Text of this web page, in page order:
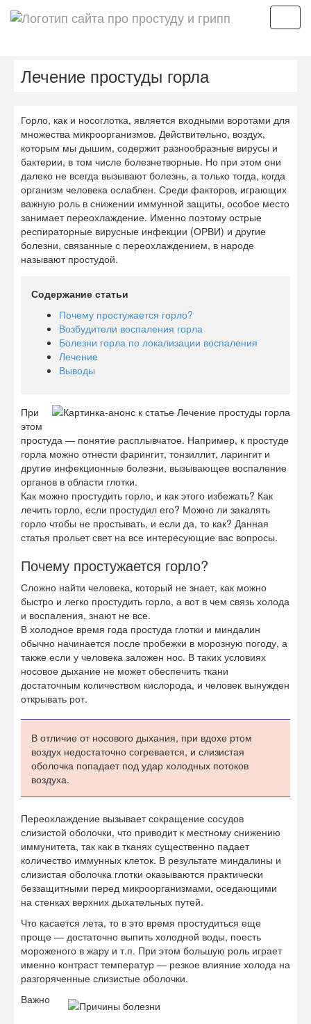
Лечение простуды горла
Горло, как и носоглотка, является входными воротами для
множества микроорганизмов. Действительно, воздух,
которым мы дышим, содержит разнообразные вирусы и
бактерии, в том числе болезнетворные. Но при этом они
далеко не всегда вызывают болезнь, а только тогда, когда
организм человека ослаблен. Среди факторов, играющих
важную роль в снижении иммунной защиты, особое место
занимает переохлаждение. Именно поэтому острые
респираторные вирусные инфекции (ОРВИ) и другие
болезни, связанные с переохлаждением, в народе
называют простудой.
Содержание статьи
Почему простужается горло?
Возбудители воспаления горла
Болезни горла по локализации воспаления
Лечение
Выводы
При
этом
простуда — понятие расплывчатое. Например, к простуде
горла можно отнести фарингит, тонзиллит, ларингит и
другие инфекционные болезни, вызывающее воспаление
органов в области глотки.
Как можно простудить горло, и как этого избежать? Как
лечить горло, если простудил его? Можно ли закалять
горло чтобы не простывать, и если да, то как? Данная
статья прольет свет на все интересующие вас вопросы.
Почему простужается горло?
Сложно найти человека, который не знает, как можно
быстро и легко простудить горло, а вот в чем связь холода
и воспаления, знают не все.
В холодное время года простуда глотки и миндалин
обычно начинается после пробежки в морозную погоду, а
также если у человека заложен нос. В таких условиях
носовое дыхание не может обеспечить ткани
достаточным количеством кислорода, и человек вынужден
открывать рот.
В отличие от носового дыхания, при вдохе ртом
воздух недостаточно согревается, и слизистая
оболочка попадает под удар холодных потоков
воздуха.
Переохлаждение вызывает сокращение сосудов
слизистой оболочки, что приводит к местному снижению
иммунитета, так как в тканях существенно падает
количество иммунных клеток. В результате миндалины и
слизистая оболочка глотки оказываются практически
беззащитными перед микроорганизмами, оседающими
на стенках верхних дыхательных путей.
Что касается лета, то в это время простудиться еще
проще — достаточно выпить холодной воды, поесть
мороженого в жару и т.п. При этом большую роль играет
именно контраст температур — резкое влияние холода на
разгоряченные слизистые оболочки.
Важно